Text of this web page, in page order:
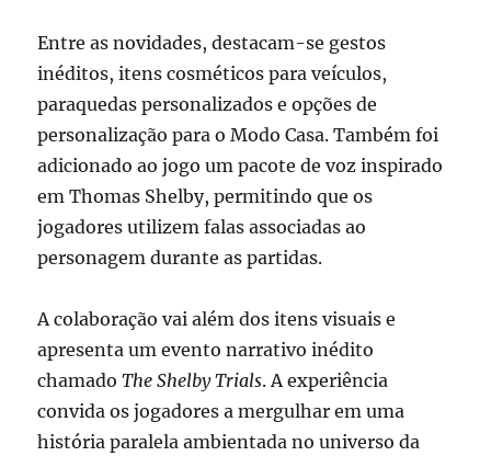
Entre as novidades, destacam-se gestos
inéditos, itens cosméticos para veículos,
paraquedas personalizados e opções de
personalização para o Modo Casa. Também foi
adicionado ao jogo um pacote de voz inspirado
em Thomas Shelby, permitindo que os
jogadores utilizem falas associadas ao
personagem durante as partidas.
A colaboração vai além dos itens visuais e
apresenta um evento narrativo inédito
chamadoThe Shelby Trials. A experiência
convida os jogadores a mergulhar em uma
história paralela ambientada no universo da